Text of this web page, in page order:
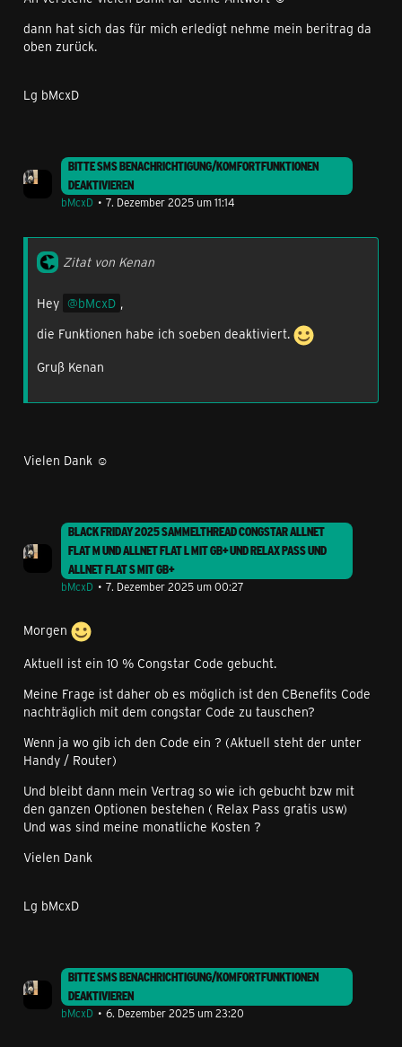
dann hat sich das für mich erledigt nehme mein beritrag da
oben zurück.
Lg bMcxD
BITTE SMS BENACHRICHTIGUNG/KOMFORTFUNKTIONEN
DEAKTIVIEREN
bMcxD
7. Dezember 2025 um 11:14
Zitat von Kenan
Hey bMcxD ,
die Funktionen habe ich soeben deaktiviert.
Gruß Kenan
Vielen Dank ☺️
BLACK FRIDAY 2025 SAMMELTHREAD CONGSTAR ALLNET
FLAT M UND ALLNET FLAT L MIT GB+ UND RELAX PASS UND
ALLNET FLAT S MIT GB+
bMcxD
7. Dezember 2025 um 00:27
Morgen
Aktuell ist ein 10 % Congstar Code gebucht.
Meine Frage ist daher ob es möglich ist den CBenefits Code
nachträglich mit dem congstar Code zu tauschen?
Wenn ja wo gib ich den Code ein ? (Aktuell steht der unter
Handy / Router)
Und bleibt dann mein Vertrag so wie ich gebucht bzw mit
den ganzen Optionen bestehen ( Relax Pass gratis usw)
Und was sind meine monatliche Kosten ?
Vielen Dank
Lg bMcxD
BITTE SMS BENACHRICHTIGUNG/KOMFORTFUNKTIONEN
DEAKTIVIEREN
bMcxD
6. Dezember 2025 um 23:20